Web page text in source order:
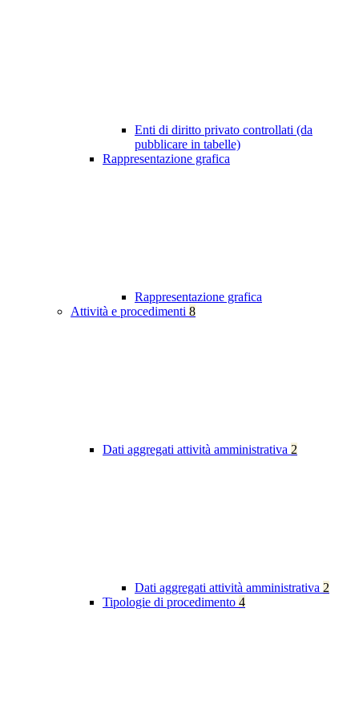
Enti di diritto privato controllati (da
pubblicare in tabelle)
Rappresentazione grafica
Rappresentazione grafica
Attività e procedimenti 8
Dati aggregati attività amministrativa 2
Dati aggregati attività amministrativa 2
Tipologie di procedimento 4